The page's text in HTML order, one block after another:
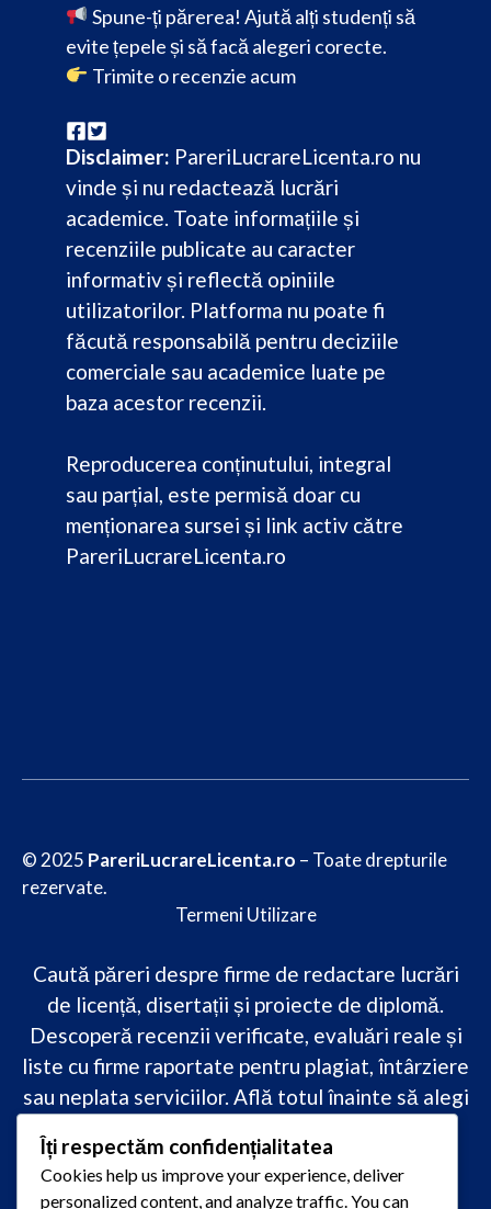
Spune-ți părerea! Ajută alți studenți să
evite țepele și să facă alegeri corecte.
Trimite o recenzie acum
Disclaimer: PareriLucrareLicenta.ro nu
vinde și nu redactează lucrări
academice. Toate informațiile și
recenziile publicate au caracter
informativ și reflectă opiniile
utilizatorilor. Platforma nu poate fi
făcută responsabilă pentru deciziile
comerciale sau academice luate pe
baza acestor recenzii.
Reproducerea conținutului, integral
sau parțial, este permisă doar cu
menționarea sursei și link activ către
PareriLucrareLicenta.ro
© 2025 PareriLucrareLicenta.ro – Toate drepturile
rezervate.
Termeni Utilizare
Caută păreri despre firme de redactare lucrări
de licență, disertații și proiecte de diplomă.
Descoperă recenzii verificate, evaluări reale și
liste cu firme raportate pentru plagiat, întârziere
sau neplata serviciilor. Află totul înainte să alegi
academicădoar pe PareriLucrareLicenta.ro.
Îți respectăm confidențialitatea
Cookies help us improve your experience, deliver
personalized content, and analyze traffic. You can